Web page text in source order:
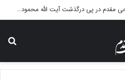
پیام تسلیت آیت الله مصباحی مقدم در پی درگذشت آیت الله محمودی گلپایگانی